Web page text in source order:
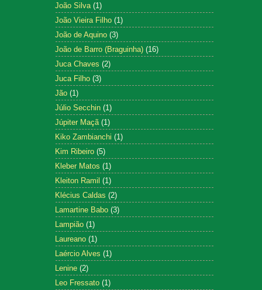
João Silva (1)
João Vieira Filho (1)
João de Aquino (3)
João de Barro (Braguinha) (16)
Juca Chaves (2)
Juca Filho (3)
Jão (1)
Júlio Secchin (1)
Júpiter Maçã (1)
Kiko Zambianchi (1)
Kim Ribeiro (5)
Kleber Matos (1)
Kleiton Ramil (1)
Klécius Caldas (2)
Lamartine Babo (3)
Lampião (1)
Laureano (1)
Laércio Alves (1)
Lenine (2)
Leo Fressato (1)